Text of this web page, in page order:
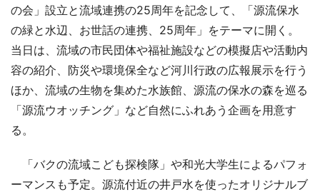
の会」設立と流域連携の25周年を記念して、「源流保水
の緑と水辺、お世話の連携、25周年」をテーマに開く。
当日は、流域の市民団体や福祉施設などの模擬店や活動内
容の紹介、防災や環境保全など河川行政の広報展示を行う
ほか、流域の生物を集めた水族館、源流の保水の森を巡る
「源流ウオッチング」など自然にふれあう企画を用意す
る。
「バクの流域こども探検隊」や和光大学生によるパフォ
ーマンスも予定。源流付近の井戸水を使ったオリジナルブ